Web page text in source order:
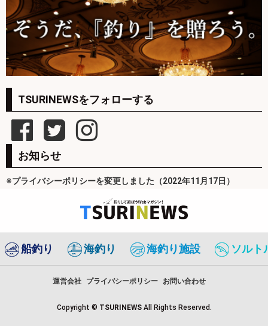
TSURINEWSをフォローする
お知らせ
※プライバシーポリシーを変更しました（2022年11月17日）
船釣り 海釣り 海釣り施設 ソルト
運営会社 プライバシーポリシー お問い合わせ
Copyright © TSURINEWS All Rights Reserved.